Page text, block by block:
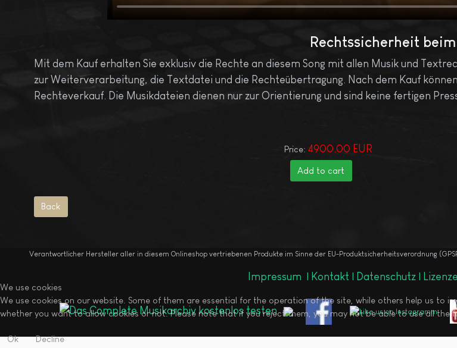
Rechtssicherheit
Mit dem Kauf erhalten Sie exklusiv die Rechte an diesem Song mit allen Musik und
zur Weiterverarbeitung, die Textdatei und die Rechteübertragung. Nach dem Kauf
Rechteverkauf. Die Musikdateien dienen nur zur Orientierung und sind keine fertigen
Price: 4900.00 EUR
Verantwortlicher Hersteller aller in diesem Onlineshop vertriebenen Produkte im Sinne der EU-Produktsicherheitsverordnung
Impressum | Kontakt | Datenschutz |
We use cookies
We use cookies on our website. Some of them are essential for the operation of the site, while others help us to
whether you want to allow cookies or not. Please note that if you reject them, you may not be able to use all the
Ok Decline